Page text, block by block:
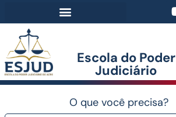
Escola do Poder
Judiciário​
O que você precisa?